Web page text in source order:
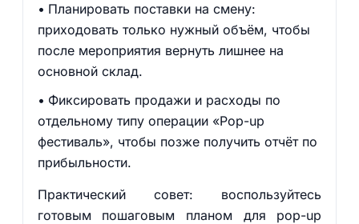
Планировать поставки на смену:
приходовать только нужный объём, чтобы
после мероприятия вернуть лишнее на
основной склад.
Фиксировать продажи и расходы по
отдельному типу операции «Pop-up
фестиваль», чтобы позже получить отчёт по
прибыльности.
Практический совет: воспользуйтесь
готовым пошаговым планом для pop-up